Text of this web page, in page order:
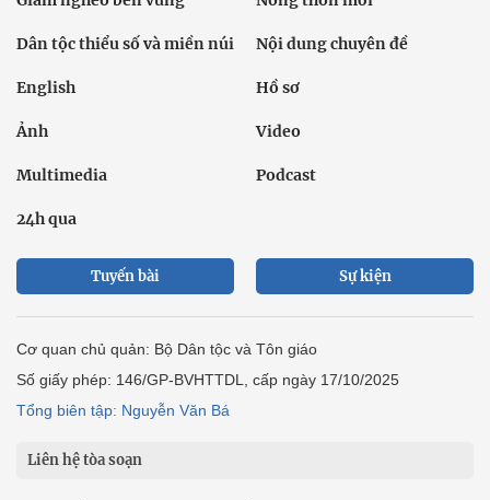
Dân tộc thiểu số và miền núi Nội dung chuyên đề
English Hồ sơ
Ảnh Video
Multimedia Podcast
24h qua
Tuyến bài Sự kiện
Cơ quan chủ quản: Bộ Dân tộc và Tôn giáo
Số giấy phép: 146/GP-BVHTTDL, cấp ngày 17/10/2025
Tổng biên tập: Nguyễn Văn Bá
Liên hệ tòa soạn